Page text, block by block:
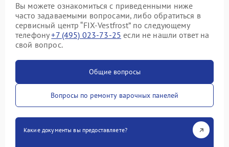
Вы можете ознакомиться с приведенными ниже
часто задаваемыми вопросами, либо обратиться в
сервисный центр “FIX-Vestfrost” по следующему
телефону+7 (495) 023-73-25 если не нашли ответ на
свой вопрос.
Общие вопросы
Вопросы по ремонту варочных панелей
Какие документы вы предоставляете?